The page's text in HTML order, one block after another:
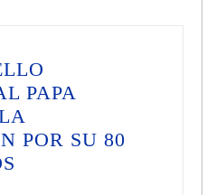
PAPA
POR SU 80